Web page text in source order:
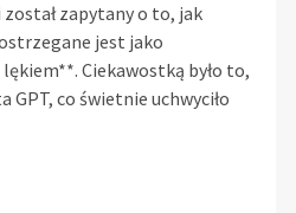
zapytany o to, jak
jest jako
Ciekawostką było to,
GPT, co świetnie uchwyciło